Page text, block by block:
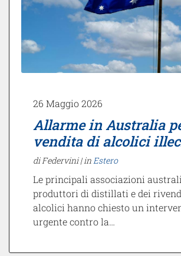
26 Maggio 2026
Allarme in Australia
vendita di alcolici
di Federvini | in Estero
Le principali associazioni
produttori di distillati e dei
alcolici hanno chiesto un
urgente contro la…